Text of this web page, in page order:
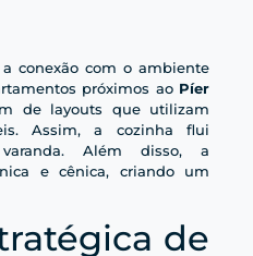
conexão com o ambiente
próximos ao Píer
de layouts que utilizam
Assim, a cozinha flui
Além disso, a
e cênica, criando um
de